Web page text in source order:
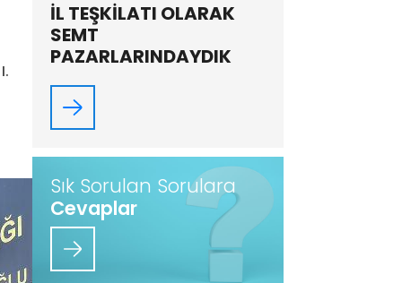
İL TEŞKİLATI OLARAK
SEMT
PAZARLARINDAYDIK
Sık Sorulan Sorulara
Cevaplar